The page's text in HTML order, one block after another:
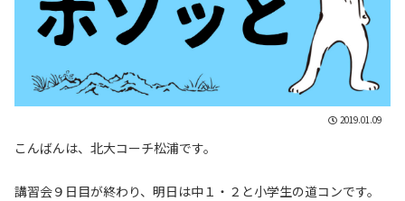
2019.01.09
こんばんは、北大コーチ松浦です。
講習会９日目が終わり、明日は中１・２と小学生の道コンです。